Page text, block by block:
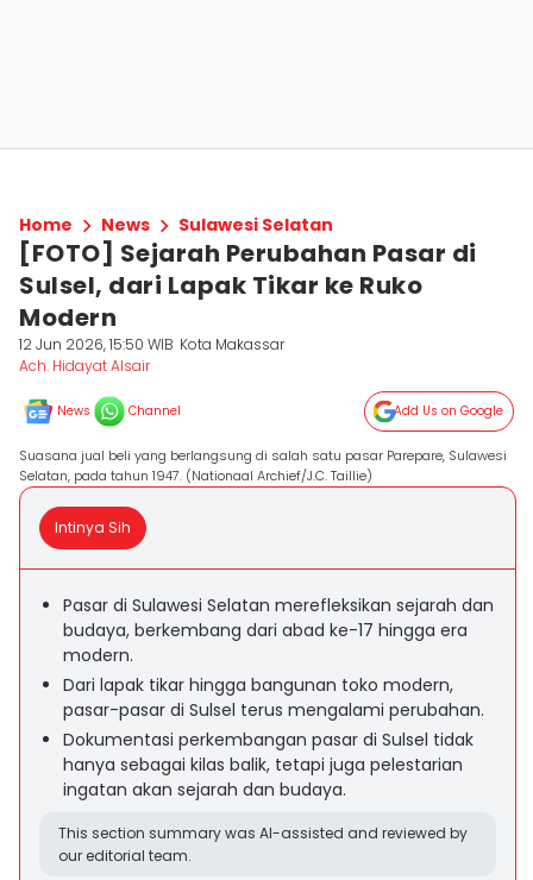
Home News Sulawesi Selatan
[FOTO] Sejarah Perubahan Pasar di
Sulsel, dari Lapak Tikar ke Ruko
Modern
12 Jun 2026, 15:50 WIB Kota Makassar
Ach. Hidayat Alsair
News Channel Add Us on Google
Suasana jual beli yang berlangsung di salah satu pasar Parepare, Sulawesi
Selatan, pada tahun 1947. (Nationaal Archief/J.C. Taillie)
Intinya Sih
Pasar di Sulawesi Selatan merefleksikan sejarah dan
budaya, berkembang dari abad ke-17 hingga era
modern.
Dari lapak tikar hingga bangunan toko modern,
pasar-pasar di Sulsel terus mengalami perubahan.
Dokumentasi perkembangan pasar di Sulsel tidak
hanya sebagai kilas balik, tetapi juga pelestarian
ingatan akan sejarah dan budaya.
This section summary was AI-assisted and reviewed by
our editorial team.